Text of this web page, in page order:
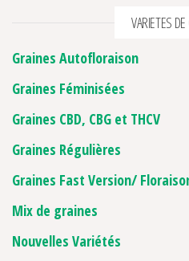
VARIETES
Graines Autofloraison
Graines Féminisées
Graines CBD, CBG et THCV
Graines Régulières
Graines Fast Version/
Mix de graines
Nouvelles Variétés